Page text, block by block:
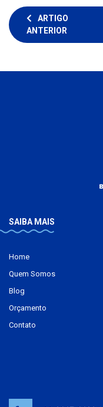
ARTIGO
ANTERIOR
SAIBA MAIS
Home
Quem Somos
Blog
Orçamento
Contato